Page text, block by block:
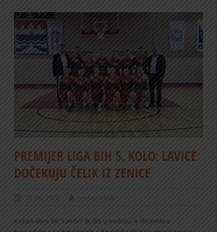
PREMIJER LIGA BIH 5. KOLO: LAVICE
DOČEKUJU ČELIK IZ ZENICE
03 dec 2022 weburednik
Košarkašice KK “Lavovi” Brčko u nedelju, 4. decembra